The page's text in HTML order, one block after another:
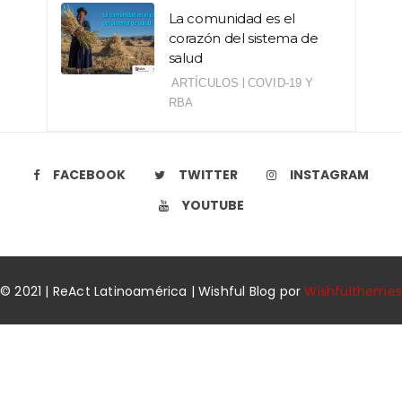
La comunidad es el
corazón del sistema de
salud
ARTÍCULOS | COVID-19 Y
RBA
FACEBOOK TWITTER
INSTAGRAM
YOUTUBE
© 2021 | ReAct Latinoamérica | Wishful Blog porWishfulthemes